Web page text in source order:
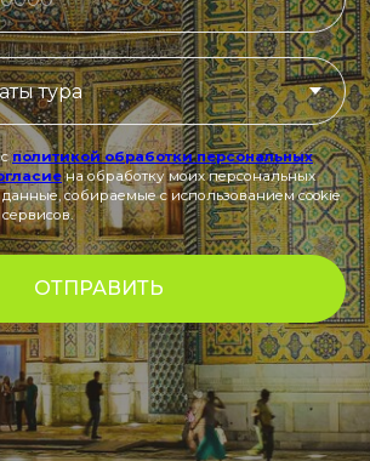
сполитикой обработки персональных
на обработку моих персональных
собираемые с использованием cookie
ОТПРАВИТЬ